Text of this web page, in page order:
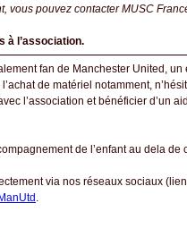
vous pouvez contacter MUSC
à l’association.
fan de Manchester United, un
de matériel notamment,
l’association et bénéficier d’un
de l’enfant au dela de
via nos réseaux sociaux